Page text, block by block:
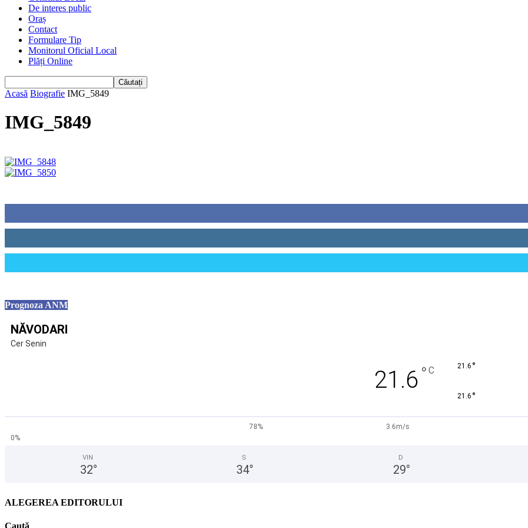
De interes public
Oraș
Contact
Formulare Tip
Monitorul Oficial Local
Plăți Online
Acasă Biografie IMG_5849
IMG_5849
Prognoza ANM
NĂVODARI
Cer Senin
21.6 ° C 21.6 °
21.6 °
78%
3.6m/s
0%
VIN
32°
S
34°
D
29°
ALEGEREA EDITORULUI
Caută